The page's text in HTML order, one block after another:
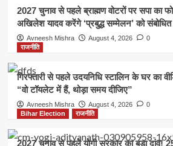
2027 चुनाव से पहले ब्राह्मण वोटरों पर सपा
अखिलेश यादव करेंगे ‘प्रबुद्ध सम्मेलन’ को संबोधित
Avneesh Mishra August 4, 2026
0
राजनीति
गिरफ्तारी से पहले उदयनिधि स्टालिन के घर का
“वो टॉयलेट में हैं, थोड़ा समय दीजिए”
Avneesh Mishra August 4, 2026
0
Bihar Election
राजनीति
2027 चुनाव से पहले योगी सरकार का बड़ा दांव!